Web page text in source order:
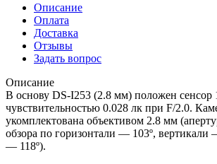
Описание
Оплата
Доставка
Отзывы
Задать вопрос
Описание
В основу DS-I253 (2.8 мм) положен сенсор
чувствительностью 0.028 лк при F/2.0.
укомплектована объективом 2.8 мм
обзора по горизонтали — 103º, вертикали
— 118º).